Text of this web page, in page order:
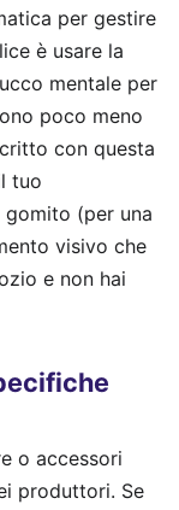
per gestire
è usare la
mentale per
poco meno
con questa
tuo
(per una
visivo che
e non hai
o accessori
produttori. Se